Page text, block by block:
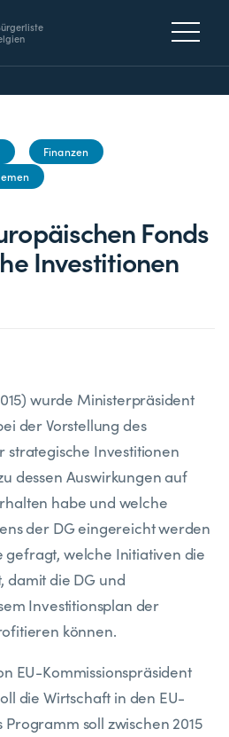
Finanzen
Fonds
Investitionen
wurde Ministerpräsident
der Vorstellung des
strategische Investitionen
dessen Auswirkungen auf
habe und welche
der DG eingereicht werden
gefragt, welche Initiativen die
damit die DG und
Investitionsplan der
können.
EU-Kommissionspräsident
die Wirtschaft in den EU-
soll zwischen 2015